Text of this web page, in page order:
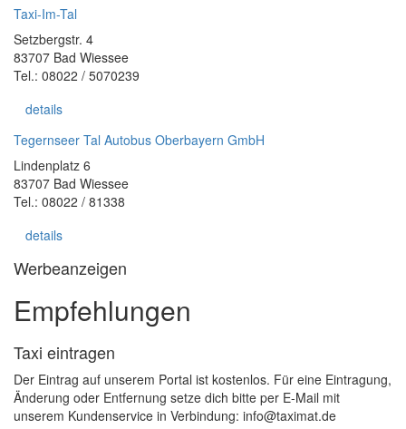
Taxi-Im-Tal
Setzbergstr. 4
83707 Bad Wiessee
Tel.: 08022 / 5070239
details
Tegernseer Tal Autobus Oberbayern GmbH
Lindenplatz 6
83707 Bad Wiessee
Tel.: 08022 / 81338
details
Werbeanzeigen
Empfehlungen
Taxi eintragen
Der Eintrag auf unserem Portal ist kostenlos. Für eine Eintragung,
Änderung oder Entfernung setze dich bitte per E-Mail mit
unserem Kundenservice in Verbindung: info@taximat.de